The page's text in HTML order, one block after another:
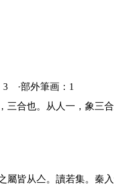
3 ·部外筆画：1
，三合也。从人一，
屬皆从亼。讀若集。秦